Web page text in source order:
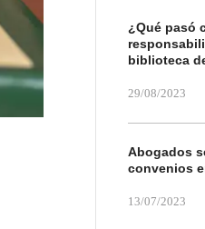
¿Qué pasó
biblioteca
29/08/2023
Abogados
convenios
13/07/2023